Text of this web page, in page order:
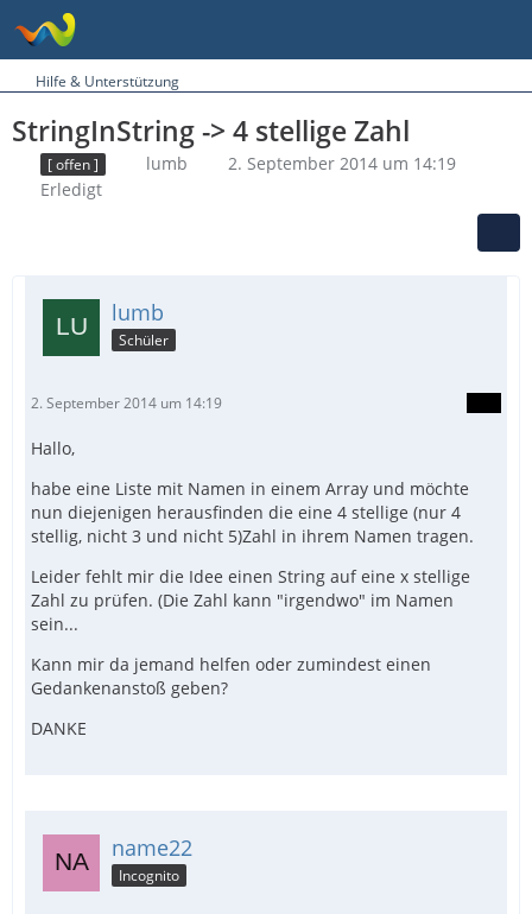
Hilfe & Unterstützung
StringInString -> 4 stellige Zahl
[ offen ] lumb
2. September 2014 um 14:19
Erledigt
lumb
Schüler
2. September 2014 um 14:19
Hallo,
habe eine Liste mit Namen in einem Array und möchte
nun diejenigen herausfinden die eine 4 stellige (nur 4
stellig, nicht 3 und nicht 5)Zahl in ihrem Namen tragen.
Leider fehlt mir die Idee einen String auf eine x stellige
Zahl zu prüfen. (Die Zahl kann "irgendwo" im Namen
sein...
Kann mir da jemand helfen oder zumindest einen
Gedankenanstoß geben?
DANKE
name22
Incognito